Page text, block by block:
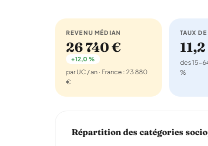
REVENU MÉDIAN
26 740 €
+12,0 %
par UC / an · France : 23 880
€
TAUX
11,2
des 15-
%
Répartition des catégories